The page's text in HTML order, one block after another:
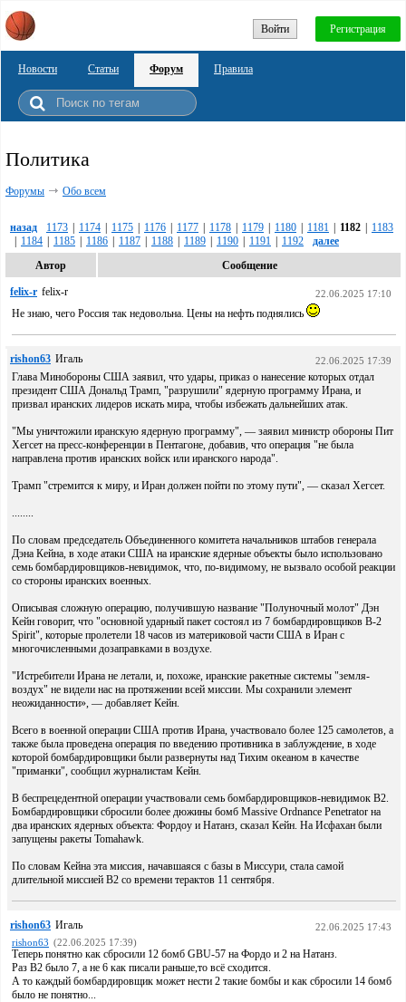
Войти Регистрация
Новости Статьи Форум Правила
Политика
Форумы Обо всем
назад 1173 1174 1175 1176 1177 1178 1179 1180 1181 1182
1183
1184 1185 1186 1187 1188 1189 1190 1191 1192
далее
Автор
Сообщение
felix-r felix-r 22.06.2025 17:10
Не знаю, чего Россия так недовольна. Цены на нефть поднялись
rishon63 Игаль 22.06.2025 17:39
Глава Минобороны США заявил, что удары, приказ о нанесение которых отдал
президент США Дональд Трамп, "разрушили" ядерную программу Ирана, и
призвал иранских лидеров искать мира, чтобы избежать дальнейших атак.
"Мы уничтожили иранскую ядерную программу", — заявил министр обороны Пит
Хегсет на пресс-конференции в Пентагоне, добавив, что операция "не была
направлена против иранских войск или иранского народа".
Трамп "стремится к миру, и Иран должен пойти по этому пути", — сказал Хегсет.
........
По словам председатель Объединенного комитета начальников штабов генерала
Дэна Кейна, в ходе атаки США на иранские ядерные объекты было использовано
семь бомбардировщиков-невидимок, что, по-видимому, не вызвало особой реакции
со стороны иранских военных.
Описывая сложную операцию, получившую название "Полуночный молот" Дэн
Кейн говорит, что "основной ударный пакет состоял из 7 бомбардировщиков B-2
Spirit", которые пролетели 18 часов из материковой части США в Иран с
многочисленными дозаправками в воздухе.
"Истребители Ирана не летали, и, похоже, иранские ракетные системы "земля-
воздух" не видели нас на протяжении всей миссии. Мы сохранили элемент
неожиданности», — добавляет Кейн.
Всего в военной операции США против Ирана, участвовало более 125 самолетов, а
также была проведена операция по введению противника в заблуждение, в ходе
которой бомбардировщики были развернуты над Тихим океаном в качестве
"приманки", сообщил журналистам Кейн.
В беспрецедентной операции участвовали семь бомбардировщиков-невидимок B2.
Бомбардировщики сбросили более дюжины бомб Massive Ordnance Penetrator на
два иранских ядерных объекта: Фордоу и Натанз, сказал Кейн. На Исфахан были
запущены ракеты Tomahawk.
По словам Кейна эта миссия, начавшаяся с базы в Миссури, стала самой
длительной миссией B2 со времени терактов 11 сентября.
rishon63 Игаль
22.06.2025 17:43
rishon63 (22.06.2025 17:39)
Теперь понятно как сбросили 12 бомб GBU-57 на Фордо и 2 на Натанз.
Раз В2 было 7, а не 6 как писали раньше,то всё сходится.
А то каждый бомбардировщик может нести 2 такие бомбы и как сбросили 14 бомб
было не понятно...